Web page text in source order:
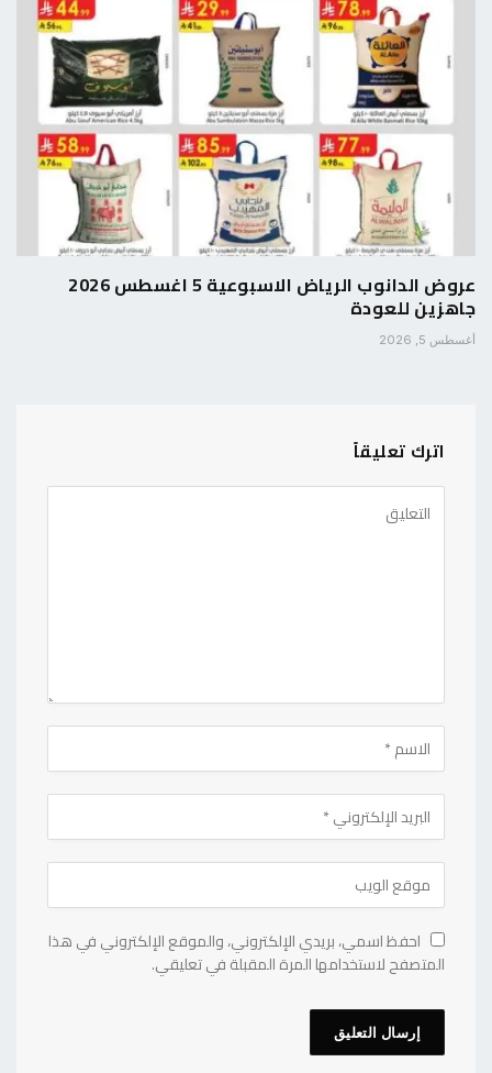
عروض الدانوب الرياض الاسبوعية 5 اغسطس 2026
جاهزين للعودة
أغسطس 5, 2026
اترك تعليقاً
احفظ اسمي، بريدي الإلكتروني، والموقع الإلكتروني في هذا
المتصفح لاستخدامها المرة المقبلة في تعليقي.